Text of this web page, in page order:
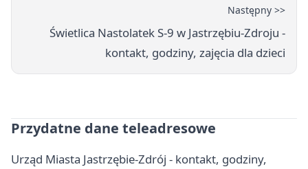
Następny >>
Świetlica Nastolatek S-9 w Jastrzębiu-Zdroju -
kontakt, godziny, zajęcia dla dzieci
Przydatne dane teleadresowe
Urząd Miasta Jastrzębie-Zdrój - kontakt, godziny,